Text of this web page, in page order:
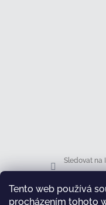
Tento web používá
procházením tohoto
Sledovat na
Facebook